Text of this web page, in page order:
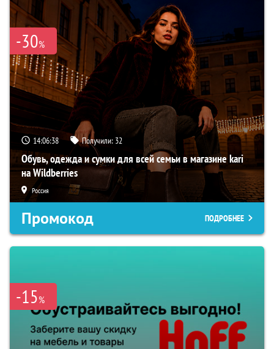
-30%
14:06:37 Получили: 32
Обувь, одежда и сумки для всей семьи в магазине kari
на Wildberries
Россия
Промокод ПОДРОБНЕЕ
-15%